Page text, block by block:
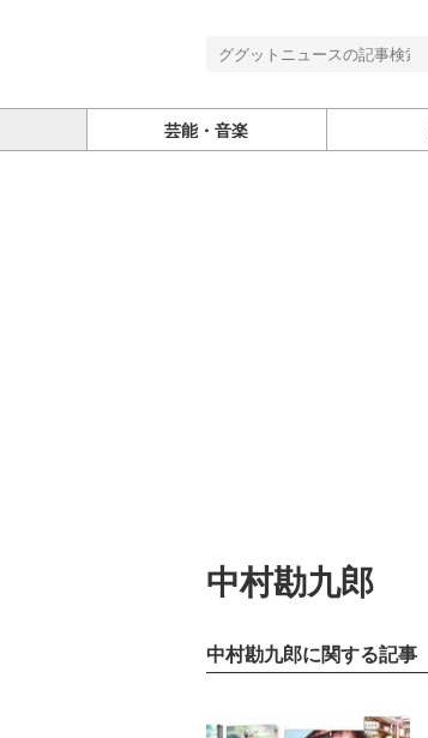
芸能・音楽
中村勘九郎
中村勘九郎に関する記事